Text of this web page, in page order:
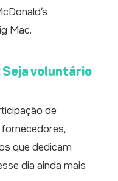
Mac.
Seja voluntário
de
que dedicam
dia ainda mais